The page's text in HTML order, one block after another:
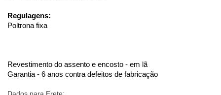
Regulagens:
Poltrona fixa
Revestimento do assento e encosto - em lã
Garantia - 6 anos contra defeitos de fabricação